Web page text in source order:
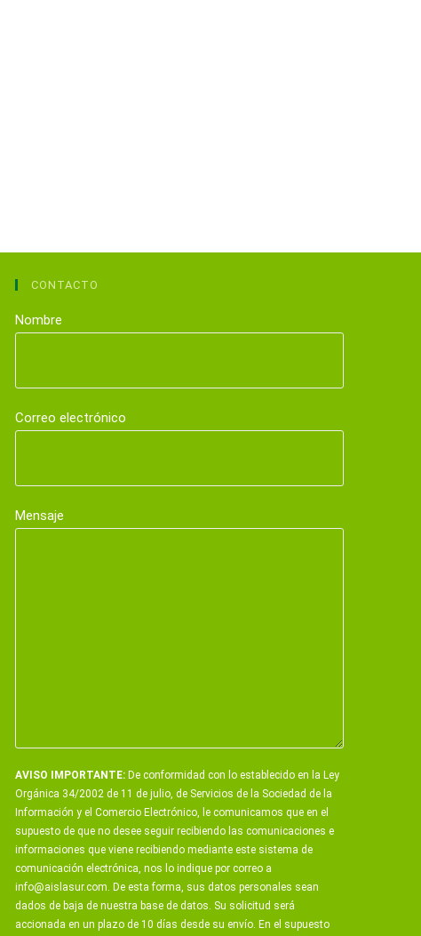
CONTACTO
Nombre
Correo electrónico
Mensaje
AVISO IMPORTANTE:De conformidad con lo establecido en la Ley
Orgánica 34/2002 de 11 de julio, de Servicios de la Sociedad de la
Información y el Comercio Electrónico, le comunicamos que en el
supuesto de que no desee seguir recibiendo las comunicaciones e
informaciones que viene recibiendo mediante este sistema de
comunicación electrónica, nos lo indique por correo a
info@aislasur.com. De esta forma, sus datos personales sean
dados de baja de nuestra base de datos. Su solicitud será
accionada en un plazo de 10 días desde su envío. En el supuesto